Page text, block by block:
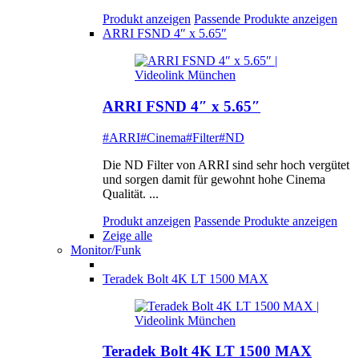
Produkt anzeigen Passende Produkte anzeigen
ARRI FSND 4″ x 5.65″
ARRI FSND 4″ x 5.65″
#ARRI#Cinema#Filter#ND
Die ND Filter von ARRI sind sehr hoch vergütet
und sorgen damit für gewohnt hohe Cinema
Qualität. ...
Produkt anzeigen Passende Produkte anzeigen
Zeige alle
Monitor/Funk
Teradek Bolt 4K LT 1500 MAX
Teradek Bolt 4K LT 1500 MAX